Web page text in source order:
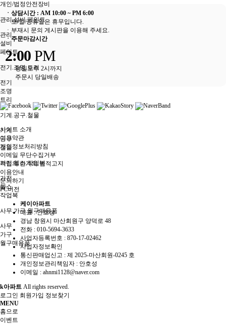
개인/법정안전장비
관리.설비.페인트
관리
설비
페인트
전기.조명.트리
전기
조명
트리
기계.공구.철물
기계
공구
철물
가전.헬스.작업복
가전
헬스
작업복
사무.가구.월구매용품
사무
가구
월구매용품
ㆍ상담시간 : AM 10:00 ~ PM 6:00
ㆍ토/일/공휴일은 휴무입니다.
ㆍ부재시 문의 게시판을 이용해 주세요.
ㆍ주문마감시간
2:00 PM
평일오후 2시까지
주문시 당일배송
사이트 소개
이용약관
개인정보처리방침
이메일 무단수집거부
책임의 한계와 법적고지
이용안내
문의하기
PC버전
케이아파트
대표 : 안호성
경남 창원시 마산회원구 양덕로 48
전화 : 010-5694-3633
사업자등록번호 : 870-17-02462
사업자정보확인
통신판매업신고 : 제 2025-마산회원-0245 호
개인정보관리책임자 : 안호성
이메일 : ahnmi1128@naver.com
k아파트 All rights reserved.
로그인 회원가입 정보찾기
MENU
홈으로
이벤트